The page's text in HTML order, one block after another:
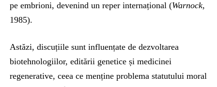
pe embrioni, devenind un reper internațional (Warnock,
1985).
Astăzi, discuțiile sunt influențate de dezvoltarea
biotehnologiilor, editării genetice și medicinei
regenerative, ceea ce menține problema statutului moral